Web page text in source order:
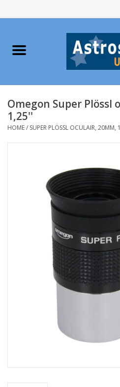
Home
Telescopen
Accessoires
Urania / Eclipsbrillen
Globes / Gadgets
Omegon Super Plössl
1,25''
HOME/ SUPER PLÖSSL OCULAIR, 20MM,